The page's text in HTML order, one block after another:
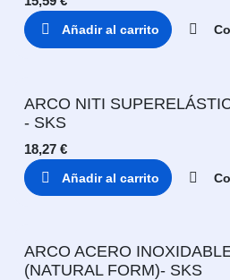
Añadir al carrito
ARCO NITI
- SKS
18,27 €
Añadir al carrito
ARCO ACERO
(NATURAL FORM)- SKS